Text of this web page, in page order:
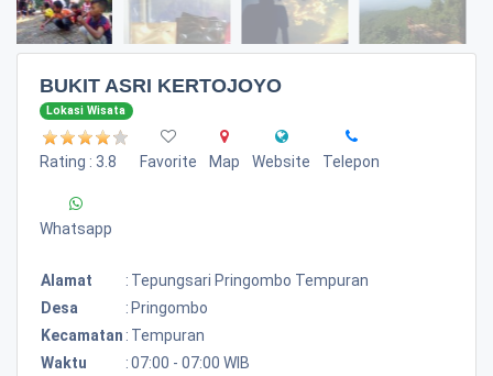
BUKIT ASRI KERTOJOYO
Lokasi Wisata
Rating : 3.8 Favorite Map Website Telepon
Whatsapp
Alamat : Tepungsari Pringombo Tempuran
Desa
: Pringombo
Kecamatan : Tempuran
Waktu
:07:00 - 07:00 WIB